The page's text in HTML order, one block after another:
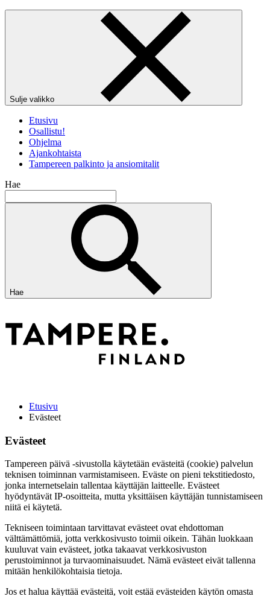
Sulje valikko
Etusivu
Osallistu!
Ohjelma
Ajankohtaista
Tampereen palkinto ja ansiomitalit
Hae
Hae
Etusivu
Evästeet
Evästeet
Tampereen päivä -sivustolla käytetään evästeitä (cookie) palvelun
teknisen toiminnan varmistamiseen. Eväste on pieni tekstitiedosto,
jonka internetselain tallentaa käyttäjän laitteelle. Evästeet
hyödyntävät IP-osoitteita, mutta yksittäisen käyttäjän tunnistamiseen
niitä ei käytetä.
Tekniseen toimintaan tarvittavat evästeet ovat ehdottoman
välttämättömiä, jotta verkkosivusto toimii oikein. Tähän luokkaan
kuuluvat vain evästeet, jotka takaavat verkkosivuston
perustoiminnot ja turvaominaisuudet. Nämä evästeet eivät tallenna
mitään henkilökohtaisia tietoja.
Jos et halua käyttää evästeitä, voit estää evästeiden käytön omasta